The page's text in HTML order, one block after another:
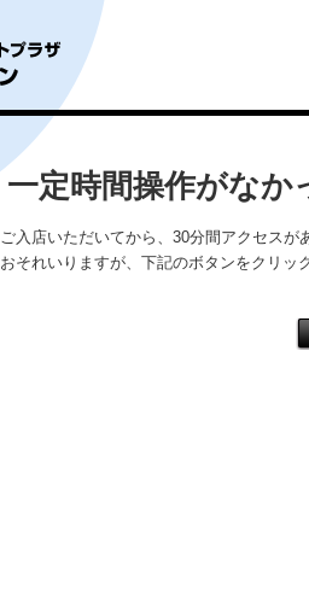
一定時間操作がなか
ご入店いただいてから、30分間アクセスが
おそれいりますが、下記のボタンをクリッ